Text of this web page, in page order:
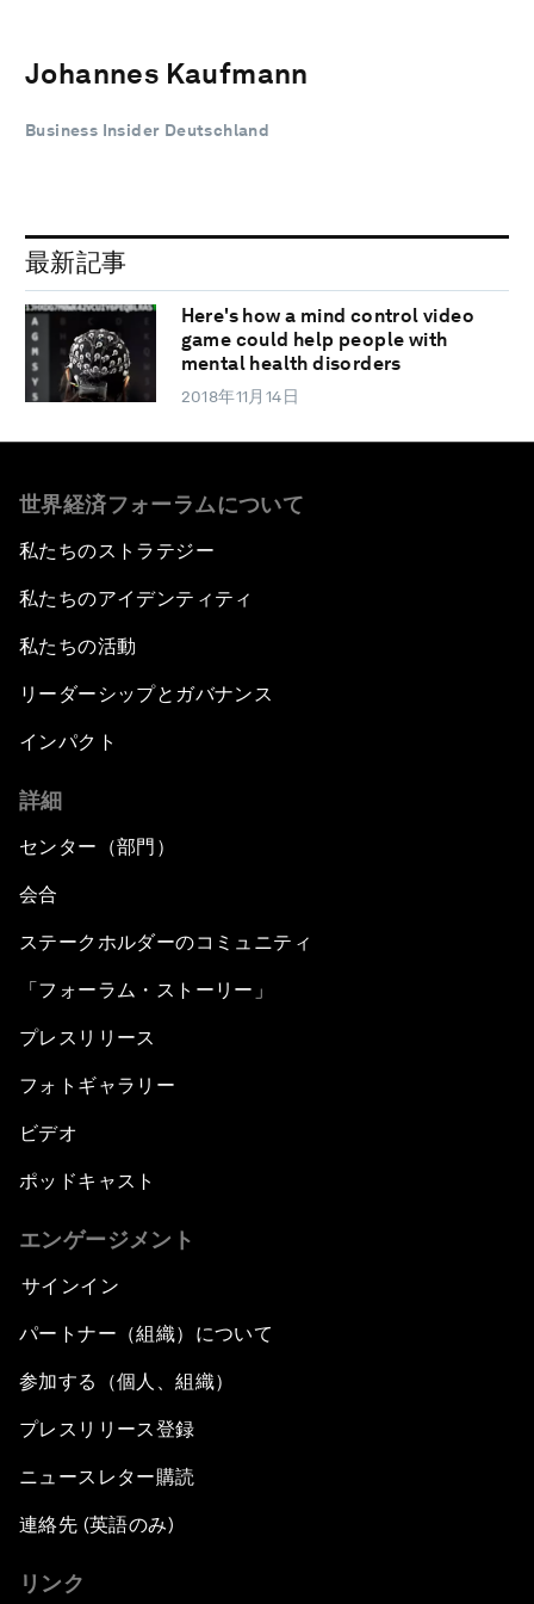
Johannes Kaufmann
Business Insider Deutschland
最新記事
Here's how a mind control video
game could help people with
mental health disorders
2018年11月14日
世界経済フォーラムについて
私たちのストラテジー
私たちのアイデンティティ
私たちの活動
リーダーシップとガバナンス
インパクト
詳細
センター（部門）
会合
ステークホルダーのコミュニティ
「フォーラム・ストーリー」
プレスリリース
フォトギャラリー
ビデオ
ポッドキャスト
エンゲージメント
サインイン
パートナー（組織）について
参加する（個人、組織）
プレスリリース登録
ニュースレター購読
連絡先 (英語のみ)
リンク